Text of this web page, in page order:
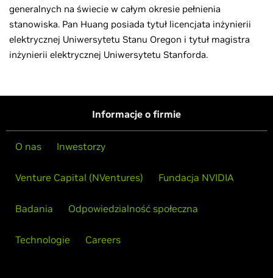
generalnych na świecie w całym okresie pełnienia
stanowiska. Pan Huang posiada tytuł licencjata inżynierii
elektrycznej Uniwersytetu Stanu Oregon i tytuł magistra
inżynierii elektrycznej Uniwersytetu Stanforda.
Informacje o firmie
O nas Inwestorzy
Venture Capital (NVentures) Fundacja NVIDIA
Badania Odpowiedzialność społeczna
Technologie Careers